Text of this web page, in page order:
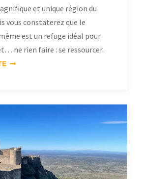
et unique région du
vous constaterez que le
est un refuge idéal pour
ne rien faire : se ressourcer.